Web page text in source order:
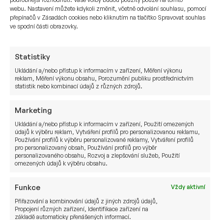
webu. Nastavení můžete kdykoli změnit, včetně odvolání souhlasu, pomocí
přepínačů v Zásadách cookies nebo kliknutím na tlačítko Spravovat souhlas
ve spodní části obrazovky.
Statistiky
Ukládání a/nebo přístup k informacím v zařízení, Měření výkonu
reklam, Měření výkonu obsahu, Porozumění publiku prostřednictvím
statistik nebo kombinací údajů z různých zdrojů.
Marketing
Ukládání a/nebo přístup k informacím v zařízení, Použití omezených
údajů k výběru reklam, Vytváření profilů pro personalizovanou reklamu,
Používání profilů k výběru personalizované reklamy, Vytváření profilů
pro personalizovaný obsah, Používání profilů pro výběr
personalizovaného obsahu, Rozvoj a zlepšování služeb, Použití
omezených údajů k výběru obsahu.
Funkce
Vždy aktivní
Přiřazování a kombinování údajů z jiných zdrojů údajů,
Propojení různých zařízení, Identifikace zařízení na
základě automaticky přenášených informací.
a při takto nizkých částkách by to bylo velmi
drahé. Minimální investice do ETF fondů je
200 000,- Kč, poměr cena za pokyn.
Nezávislé investiční poradenství
Možná se ptáte, kdo a jakým způsobem by vám
měl radit ohledně investičního portfilia.
tři typy poradců či bankéřů, kteří vám mohou radit
ohledně investic.
Prvním typem poradců jsou zaměstnaci banky,
osobní či privátní bankéři. Tito lidé dělají dobrou
práci, disponují však omezeným portfoliem
zahraniční banky. Jejich nabídka není široká, i když
někteří vám oproti minulosti již mohou nabízet
více fondů jiných společností, přesto je tato